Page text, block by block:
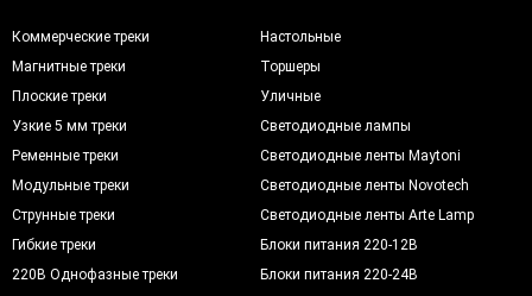
Коммерческие треки
Магнитные треки
Плоские треки
Узкие 5 мм треки
Ременные треки
Модульные треки
Струнные треки
Гибкие треки
220В Однофазные треки
Настольные
Торшеры
Уличные
Светодиодные лампы
Светодиодные ленты Maytoni
Светодиодные ленты Novotech
Светодиодные ленты Arte Lamp
Блоки питания 220-12В
Блоки питания 220-24В